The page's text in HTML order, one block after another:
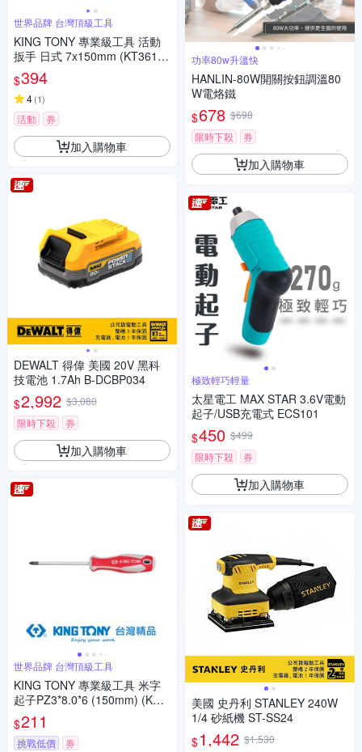
世界品牌 台灣頂級工具
KING TONY 專業級工具 活動
扳手 日式 7x150mm (KT3611-
06R)
$394
4(1)
活動 券
加入購物車
DEWALT 得偉 美國 20V 黑科
技電池 1.7Ah B-DCBP034
$2,992 $3,080
限時下殺
券
加入購物車
世界品牌 台灣頂級工具
KING TONY 專業級工具 米字
起子PZ3*8.0*6 (150mm) (KT1
4280306)
$211
挑戰低價 券
功率80w升溫快
HANLIN-80W開關按鈕調溫80
W電烙鐵
$678 $698
限時下殺
券
加入購物車
極致輕巧輕量
太星電工 MAX STAR 3.6V電動
起子/USB充電式 ECS101
$450 $499
限時下殺
券
加入購物車
美國 史丹利 STANLEY 240W
1/4 砂紙機 ST-SS24
$1,442 $1,530